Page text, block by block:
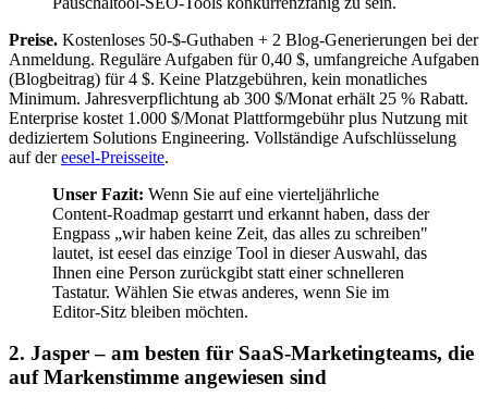
Preise. Kostenloses 50-$-Guthaben + 2 Blog-Generierungen bei der
Anmeldung. Reguläre Aufgaben für 0,40 $, umfangreiche Aufgaben
(Blogbeitrag) für 4 $. Keine Platzgebühren, kein monatliches
Minimum. Jahresverpflichtung ab 300 $/Monat erhält 25 % Rabatt.
Enterprise kostet 1.000 $/Monat Plattformgebühr plus Nutzung mit
dediziertem Solutions Engineering. Vollständige Aufschlüsselung
auf dereesel-Preisseite.
Unser Fazit: Wenn Sie auf eine vierteljährliche
Content-Roadmap gestarrt und erkannt haben, dass der
Engpass „wir haben keine Zeit, das alles zu schreiben"
lautet, ist eesel das einzige Tool in dieser Auswahl, das
Ihnen eine Person zurückgibt statt einer schnelleren
Tastatur. Wählen Sie etwas anderes, wenn Sie im
Editor-Sitz bleiben möchten.
2. Jasper – am besten für SaaS-Marketingteams, die
auf Markenstimme angewiesen sind